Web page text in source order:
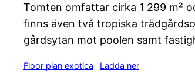
Tomten omfattar cirka 1 299 m²
finns även två tropiska
gårdsytan mot poolen samt
Floor plan exotica Ladda ner